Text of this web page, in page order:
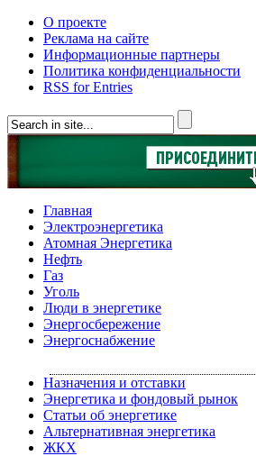
О проекте
Реклама на сайте
Информационные партнеры
Политика конфиденциальности
RSS for Entries
Главная
Электроэнергетика
Атомная Энергетика
Нефть
Газ
Уголь
Люди в энергетике
Энергосбережение
Энергоснабжение
Назначения и отставки
Энергетика и фондовый рынок
Статьи об энергетике
Альтернативная энергетика
ЖКХ